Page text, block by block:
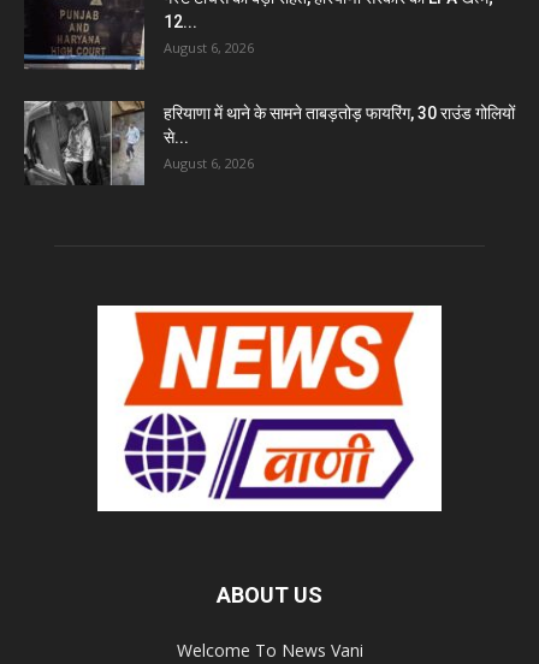
12...
August 6, 2026
हरियाणा में थाने के सामने ताबड़तोड़ फायरिंग, 30 राउंड गोलियों
से...
August 6, 2026
ABOUT US
Welcome To News Vani